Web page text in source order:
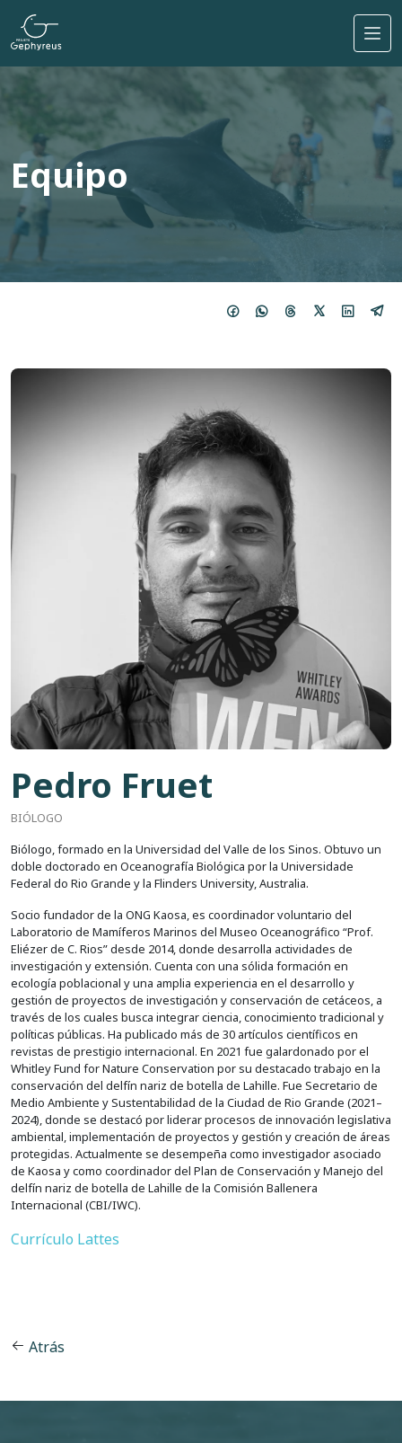
Pasar al contenido principal
Equipo
Imagem
Pedro Fruet
BIÓLOGO
Biólogo, formado en la Universidad del Valle de los Sinos. Obtuvo un
doble doctorado en Oceanografía Biológica por la Universidade
Federal do Rio Grande y la Flinders University, Australia.
Socio fundador de la ONG Kaosa, es coordinador voluntario del
Laboratorio de Mamíferos Marinos del Museo Oceanográfico “Prof.
Eliézer de C. Rios” desde 2014, donde desarrolla actividades de
investigación y extensión. Cuenta con una sólida formación en
ecología poblacional y una amplia experiencia en el desarrollo y
gestión de proyectos de investigación y conservación de cetáceos, a
través de los cuales busca integrar ciencia, conocimiento tradicional y
políticas públicas. Ha publicado más de 30 artículos científicos en
revistas de prestigio internacional. En 2021 fue galardonado por el
Whitley Fund for Nature Conservation por su destacado trabajo en la
conservación del delfín nariz de botella de Lahille. Fue Secretario de
Medio Ambiente y Sustentabilidad de la Ciudad de Rio Grande (2021–
2024), donde se destacó por liderar procesos de innovación legislativa
ambiental, implementación de proyectos y gestión y creación de áreas
protegidas. Actualmente se desempeña como investigador asociado
de Kaosa y como coordinador del Plan de Conservación y Manejo del
delfín nariz de botella de Lahille de la Comisión Ballenera
Internacional (CBI/IWC).
Currículo Lattes
Atrás